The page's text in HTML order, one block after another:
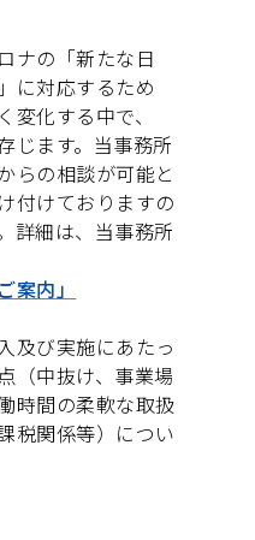
ナの「新たな日
に対応するため
変化する中で、
じます。当事務所
らの相談が可能と
付けておりますの
詳細は、当事務所
案内」
及び実施にあたっ
（中抜け、事業場
時間の柔軟な取扱
税関係等）につい